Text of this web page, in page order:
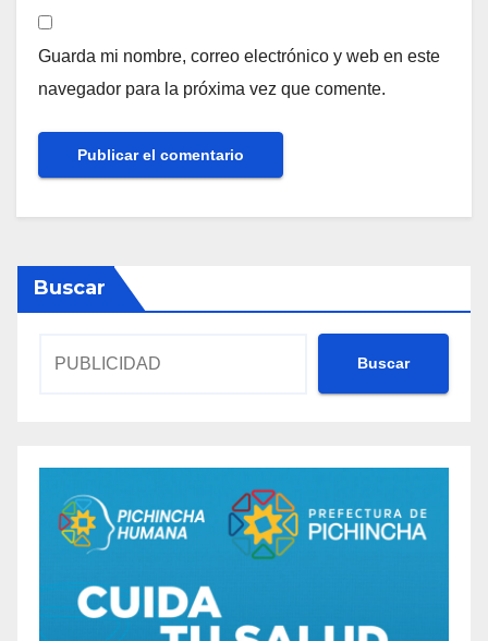
Guarda mi nombre, correo electrónico y web en este
navegador para la próxima vez que comente.
Buscar
Buscar